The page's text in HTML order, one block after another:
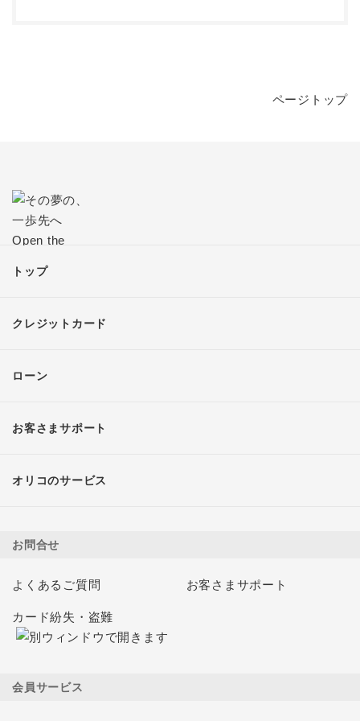
ページトップ
トップ
クレジットカード
ローン
お客さまサポート
オリコのサービス
お問合せ
よくあるご質問 お客さまサポート
カード紛失・盗難
会員サービス